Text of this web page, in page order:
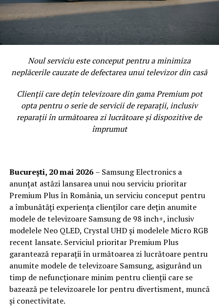
Noul serviciu este conceput pentru a minimiza
neplăcerile cauzate de defectarea unui televizor din casă
Clienții care dețin televizoare din gama Premium pot
opta pentru o serie de servicii de reparații, inclusiv
reparații în următoarea zi lucrătoare și dispozitive de
împrumut
București, 20 mai 2026 – Samsung Electronics a
anunțat astăzi lansarea unui nou serviciu prioritar
Premium Plus în România, un serviciu conceput pentru
a îmbunătăți experiența clienților care dețin anumite
modele de televizoare Samsung de 98 inch+, inclusiv
modelele Neo QLED, Crystal UHD și modelele Micro RGB
recent lansate. Serviciul prioritar Premium Plus
garantează reparații în următoarea zi lucrătoare pentru
anumite modele de televizoare Samsung, asigurând un
timp de nefuncționare minim pentru clienții care se
bazează pe televizoarele lor pentru divertisment, muncă
și conectivitate.